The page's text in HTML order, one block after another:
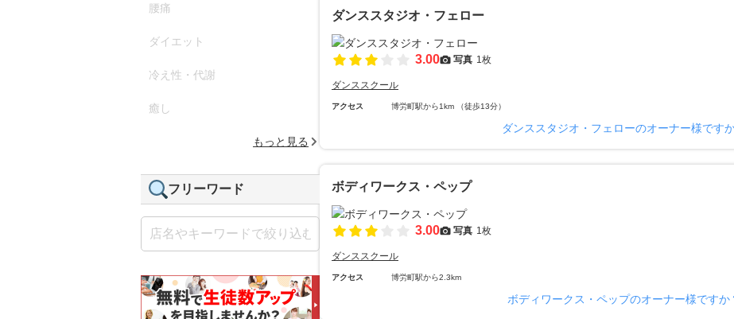
ダンススタジオ・フェロー
3.00 写真 1枚
ダンススクール
アクセス 博労町駅から1km （徒歩13分）
ダンススタジオ・フェローのオーナー様です
ボディワークス・ペップ
3.00 写真 1枚
ダンススクール
アクセス 博労町駅から2.3km
ボディワークス・ペップのオーナー様ですか
腰痛
ダイエット
冷え性・代謝
癒し
もっと見る
フリーワード